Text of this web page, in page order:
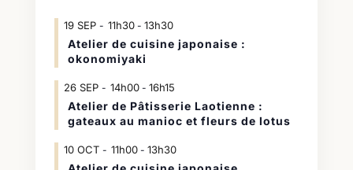
19 SEP 11h30- 13h30
Atelier de cuisine japonaise :
okonomiyaki
26 SEP 14h00- 16h15
Atelier de Pâtisserie Laotienne :
gateaux au manioc et fleurs de lotus
10 OCT 11h00- 13h30